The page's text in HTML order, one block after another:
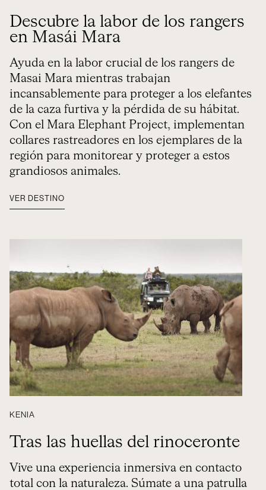
Descubre la labor de los rangers
en Masái Mara
Ayuda en la labor crucial de los rangers de
Masai Mara mientras trabajan
incansablemente para proteger a los elefantes
de la caza furtiva y la pérdida de su hábitat.
Con el Mara Elephant Project, implementan
collares rastreadores en los ejemplares de la
región para monitorear y proteger a estos
grandiosos animales.
VER DESTINO
KENIA
Tras las huellas del rinoceronte
Vive una experiencia inmersiva en contacto
total con la naturaleza. Súmate a una patrulla